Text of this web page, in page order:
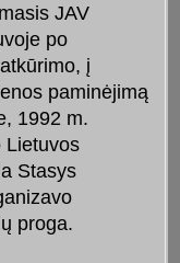
JAV
po
į
paminėjimą
1992 m.
Lietuvos
Stasys
proga.